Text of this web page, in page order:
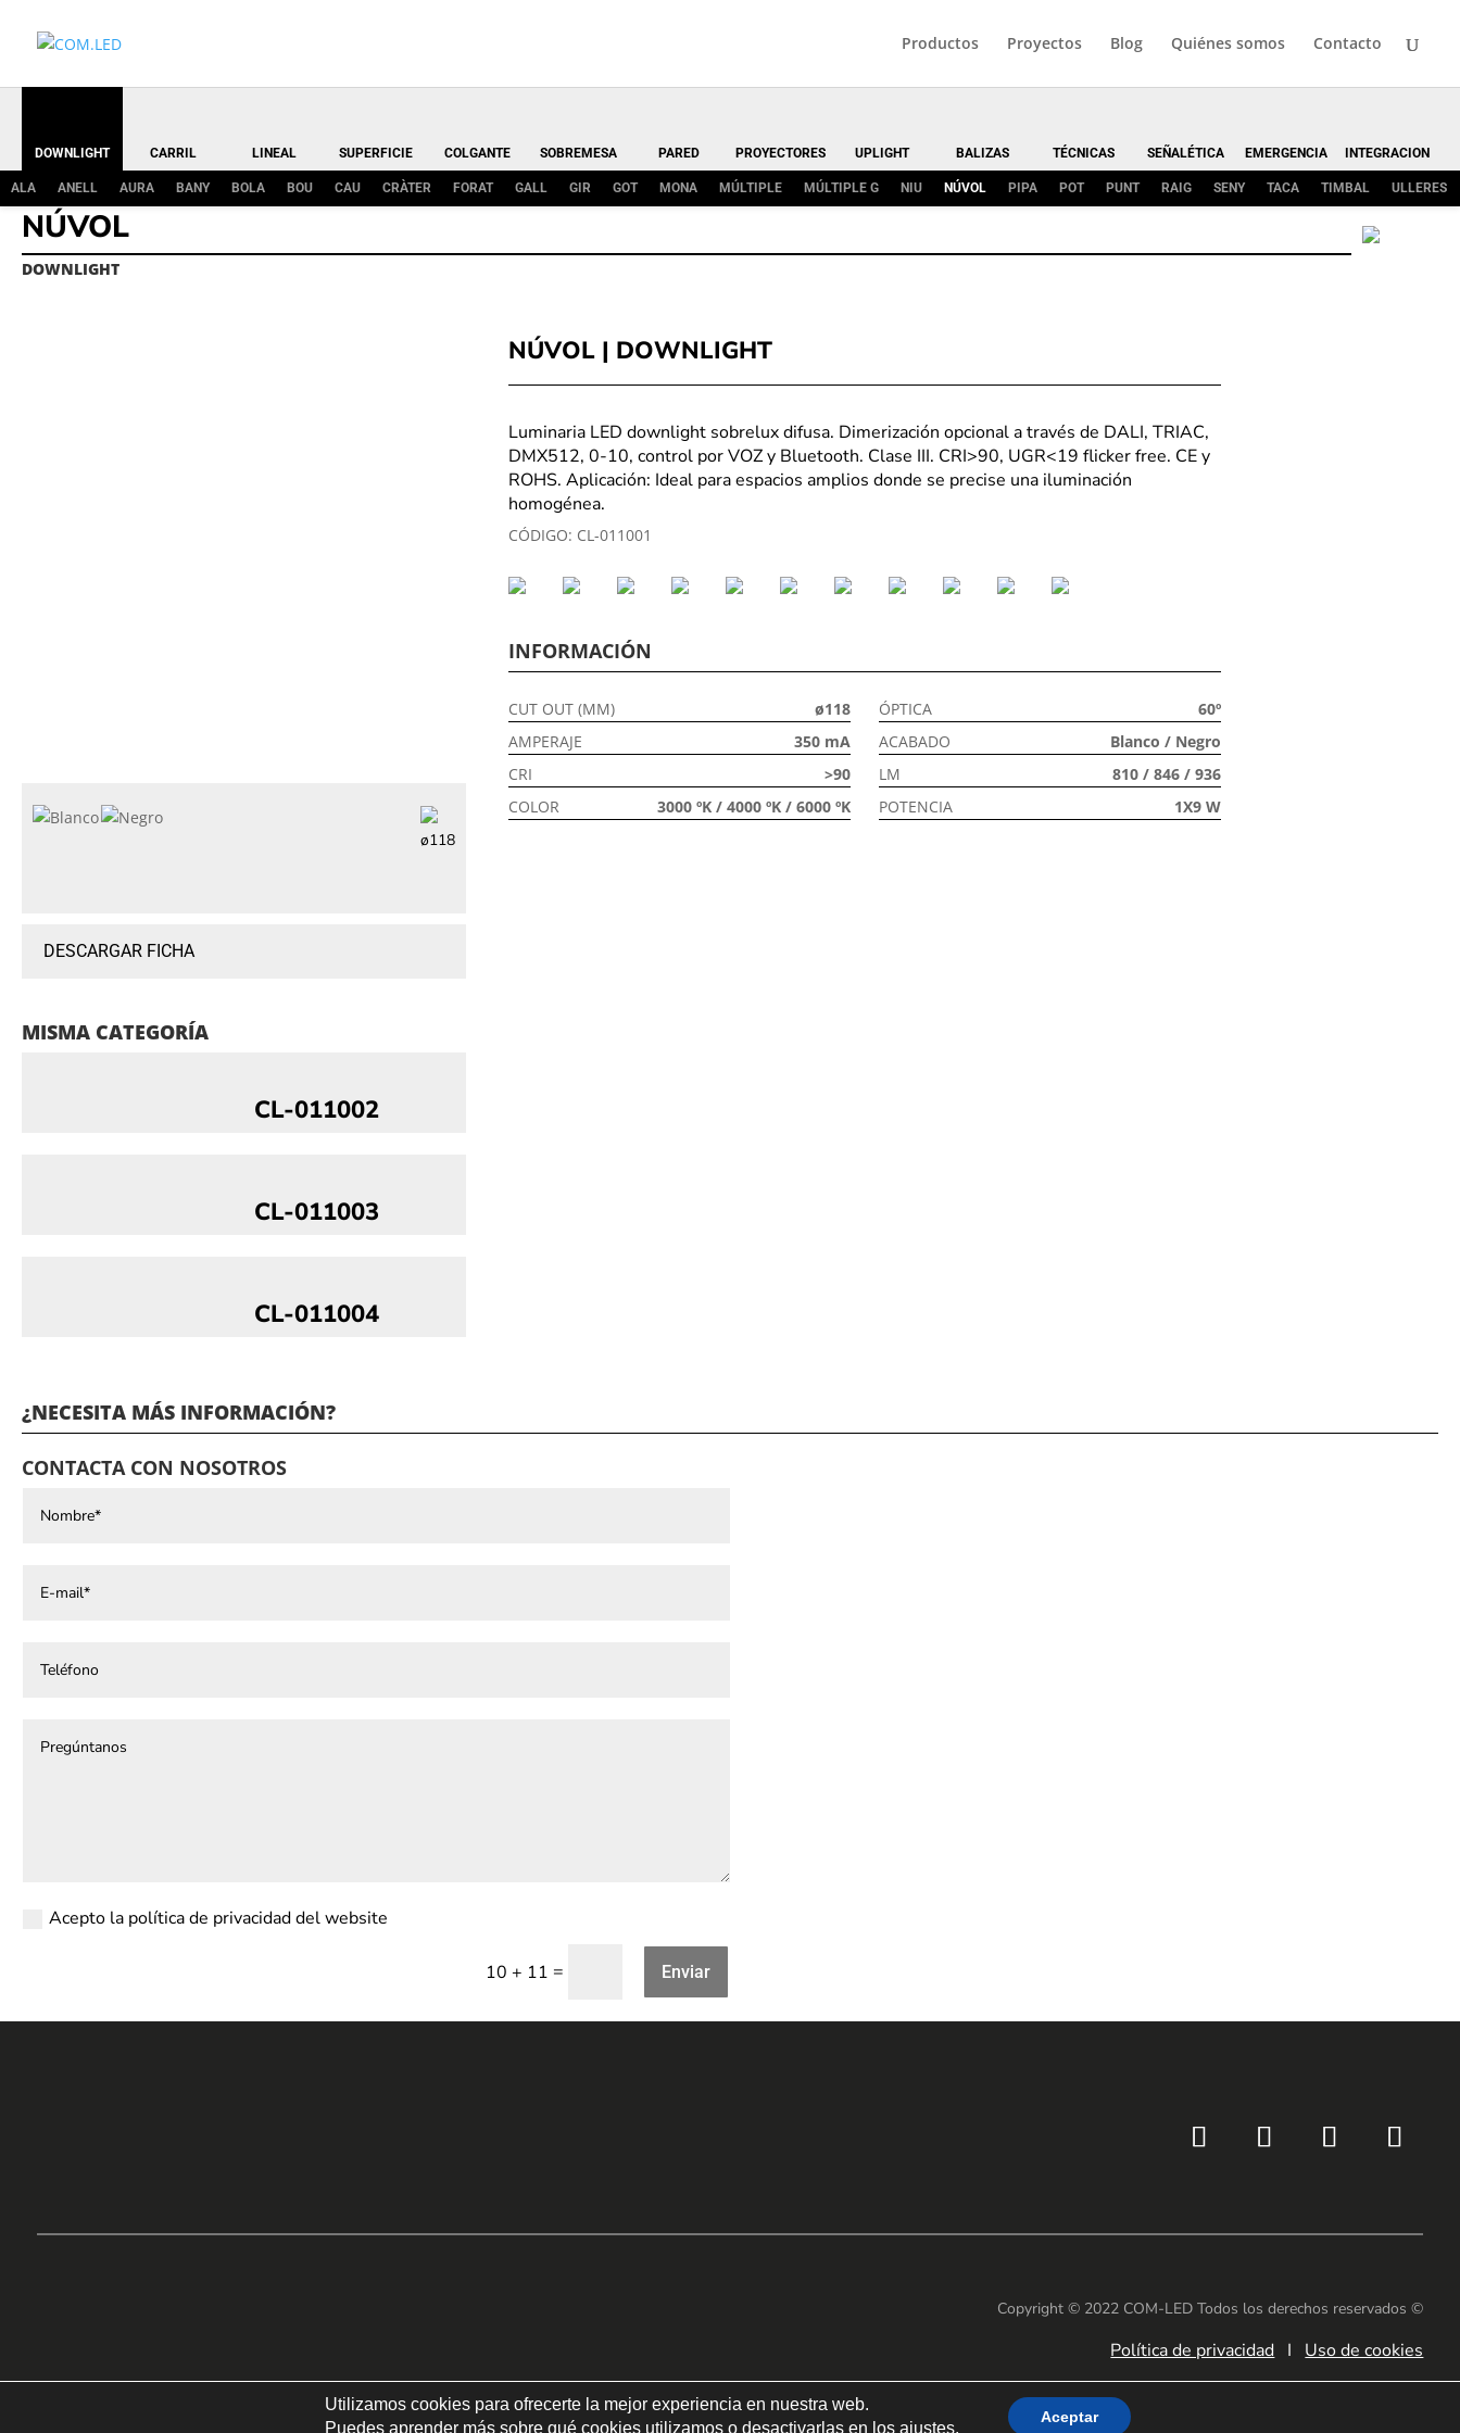
Productos Proyectos Blog Quiénes somos Contacto
DOWNLIGHT
ALA ANELL AURA BANY BOLA BOU CAU CRÀTER FORAT GALL GIR GOT MONA MÚLTIPLE MÚLTIPLE G NIU NÚVOL PIPA POT PUNT RAIG SENY TACA TIMBAL ULLERES
CARRIL LINEAL SUPERFICIE COLGANTE SOBREMESA PARED PROYECTORES UPLIGHT BALIZAS TÉCNICAS SEÑALÉTICA EMERGENCIA INTEGRACION
NÚVOL
DOWNLIGHT
ø118
DESCARGAR FICHA
NÚVOL | DOWNLIGHT
Luminaria LED downlight sobrelux difusa. Dimerización opcional a través de DALI, TRIAC,
DMX512, 0-10, control por VOZ y Bluetooth. Clase III. CRI>90, UGR<19 flicker free. CE y
ROHS. Aplicación: Ideal para espacios amplios donde se precise una iluminación
homogénea.
CÓDIGO: CL-011001
INFORMACIÓN
CUT OUT (MM)
ø118
AMPERAJE
350 mA
CRI
>90
COLOR
3000 ºK / 4000 ºK / 6000 ºK
ÓPTICA
60º
ACABADO
Blanco / Negro
LM
810 / 846 / 936
POTENCIA
1X9 W
MISMA CATEGORÍA
CL-011002
CL-011003
CL-011004
¿NECESITA MÁS INFORMACIÓN?
CONTACTA CON NOSOTROS
Acepto la política de privacidad del website
10 + 11 = Enviar
Copyright © 2022 COM-LED Todos los derechos reservados ©
Política de privacidad I Uso de cookies
Utilizamos cookies para ofrecerte la mejor experiencia en nuestra web.
Puedes aprender más sobre qué cookies utilizamos o desactivarlas en losajustes.
Aceptar